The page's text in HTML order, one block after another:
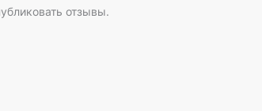
отзывы.